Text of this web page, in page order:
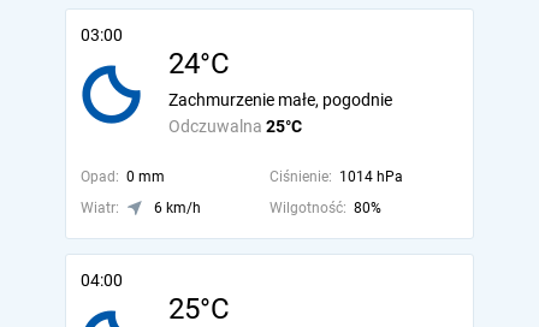
03:00
24°C
Odczuwalna 25°C
Zachmurzenie małe, pogodnie
Opad: 0 mm Ciśnienie: 1014 hPa
Wiatr:
6 km/h Wilgotność: 80%
04:00
25°C